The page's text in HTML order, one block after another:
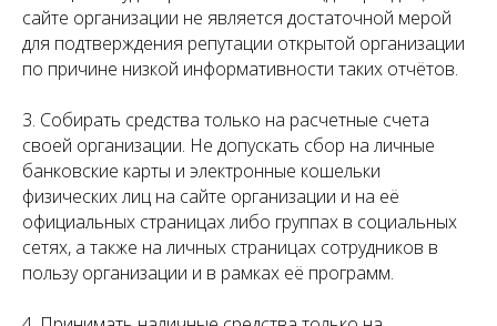
сайте организации не является достаточной мерой
для подтверждения репутации открытой организации
по причине низкой информативности таких отчётов.
3. Собирать средства только на расчетные счета
своей организации. Не допускать сбор на личные
банковские карты и электронные кошельки
физических лиц на сайте организации и на её
официальных страницах либо группах в социальных
сетях, а также на личных страницах сотрудников в
пользу организации и в рамках её программ.